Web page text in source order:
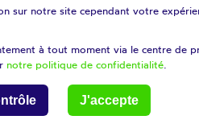
sur notre site cependant votre
à tout moment via le centre de
notre politique de confidentialité
J'accepte